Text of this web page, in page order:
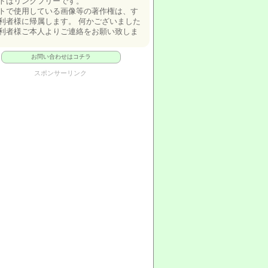
で使用している画像等の著作権は、す
者様に帰属します。 何かございました
者様ご本人よりご連絡をお願い致しま
お問い合わせはコチラ
スポンサーリンク